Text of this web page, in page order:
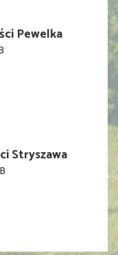
Pewelka
Stryszawa